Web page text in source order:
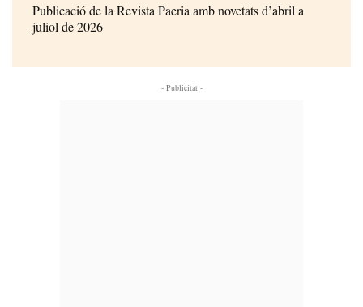
Publicació de la Revista Paeria amb novetats d’abril a
juliol de 2026
- Publicitat -